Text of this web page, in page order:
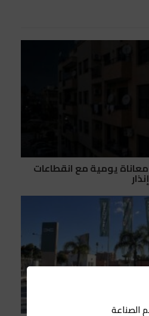
يومية مع انقطاعات
الصناعة